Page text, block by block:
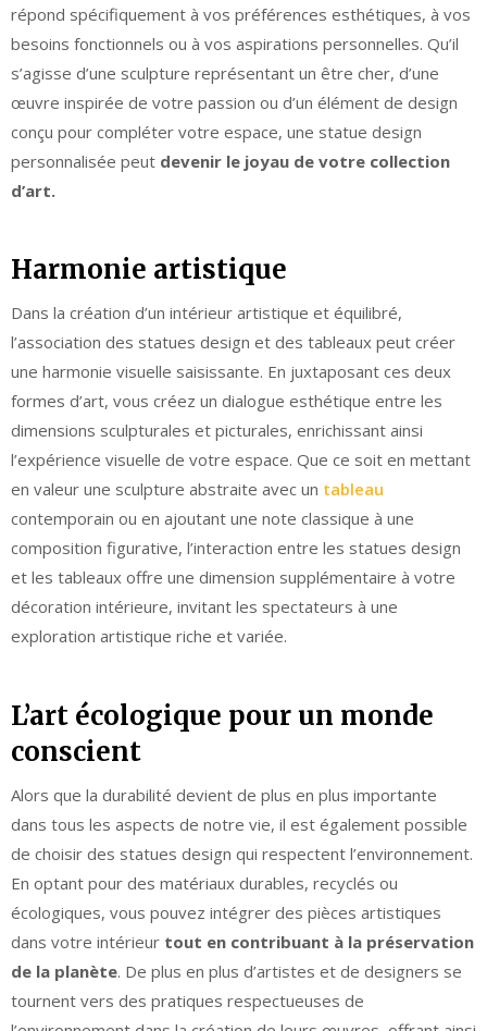
répond spécifiquement à vos préférences esthétiques, à vos
besoins fonctionnels ou à vos aspirations personnelles. Qu’il
s’agisse d’une sculpture représentant un être cher, d’une
œuvre inspirée de votre passion ou d’un élément de design
conçu pour compléter votre espace, une statue design
personnalisée peut devenir le joyau de votre collection
d’art.
Harmonie artistique
Dans la création d’un intérieur artistique et équilibré,
l’association des statues design et des tableaux peut créer
une harmonie visuelle saisissante. En juxtaposant ces deux
formes d’art, vous créez un dialogue esthétique entre les
dimensions sculpturales et picturales, enrichissant ainsi
l’expérience visuelle de votre espace. Que ce soit en mettant
en valeur une sculpture abstraite avec un tableau
contemporain ou en ajoutant une note classique à une
composition figurative, l’interaction entre les statues design
et les tableaux offre une dimension supplémentaire à votre
décoration intérieure, invitant les spectateurs à une
exploration artistique riche et variée.
L’art écologique pour un monde
conscient
Alors que la durabilité devient de plus en plus importante
dans tous les aspects de notre vie, il est également possible
de choisir des statues design qui respectent l’environnement.
En optant pour des matériaux durables, recyclés ou
écologiques, vous pouvez intégrer des pièces artistiques
dans votre intérieur tout en contribuant à la préservation
de la planète. De plus en plus d’artistes et de designers se
tournent vers des pratiques respectueuses de